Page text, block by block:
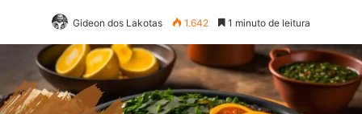
Gideon dos Lakotas 1.642 1 minuto de leitura